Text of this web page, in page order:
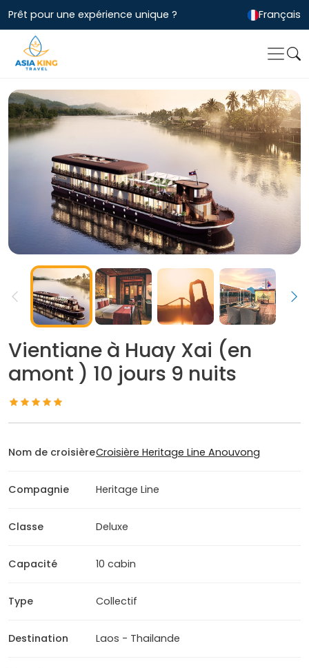
Prêt pour une expérience unique ? Français
Vientiane à Huay Xai (en
amont ) 10 jours 9 nuits
Nom de croisièreCroisière Heritage Line Anouvong
Compagnie Heritage Line
Classe Deluxe
Capacité 10 cabin
Type Collectif
Destination Laos - Thailande